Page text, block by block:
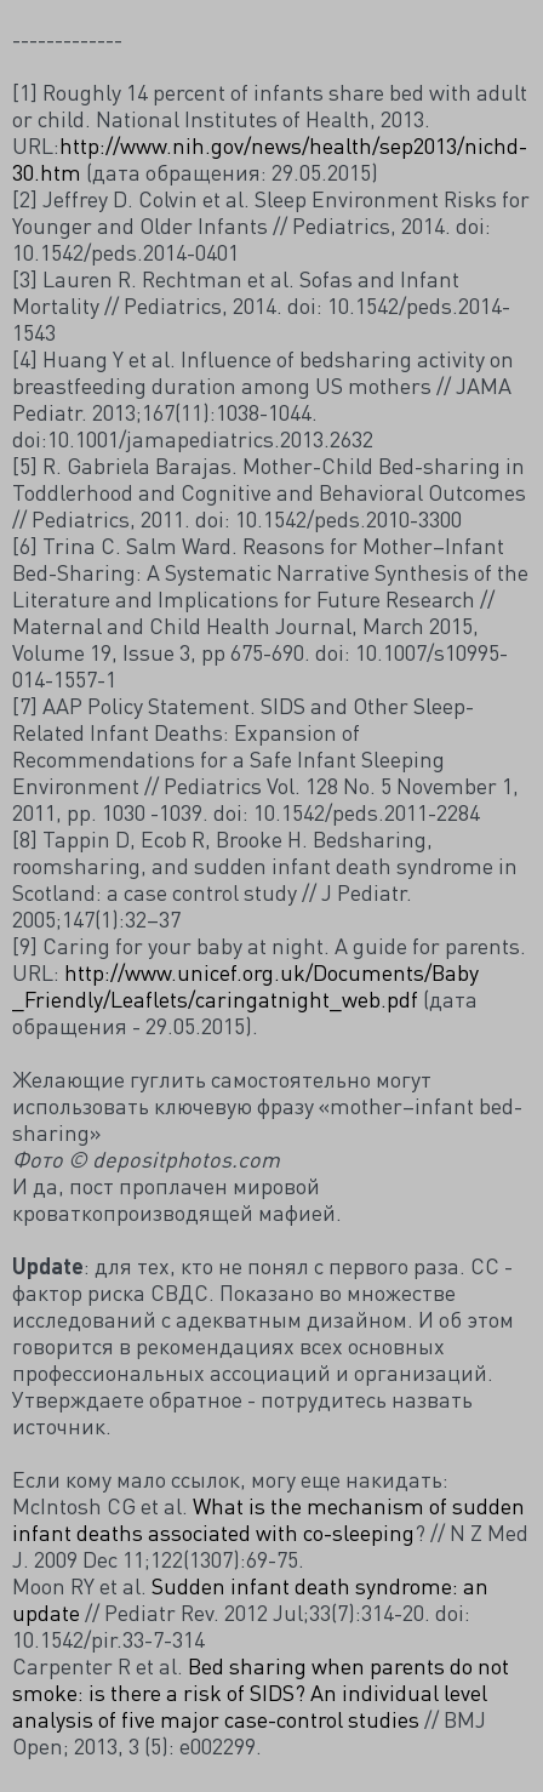
-------------
[1] Roughly 14 percent of infants share bed with adult
or child. National Institutes of Health, 2013.
URL:http://www.nih.gov/news/health/sep2013/nichd-
30.htm (дата обращения: 29.05.2015)
[2] Jeffrey D. Colvin et al. Sleep Environment Risks for
Younger and Older Infants // Pediatrics, 2014. doi:
10.1542/peds.2014-0401
[3] Lauren R. Rechtman et al. Sofas and Infant
Mortality // Pediatrics, 2014. doi: 10.1542/peds.2014-
1543
[4] Huang Y et al. Influence of bedsharing activity on
breastfeeding duration among US mothers // JAMA
Pediatr. 2013;167(11):1038-1044.
doi:10.1001/jamapediatrics.2013.2632
[5] R. Gabriela Barajas. Mother-Child Bed-sharing in
Toddlerhood and Cognitive and Behavioral Outcomes
// Pediatrics, 2011. doi: 10.1542/peds.2010-3300
[6] Trina C. Salm Ward. Reasons for Mother–Infant
Bed-Sharing: A Systematic Narrative Synthesis of the
Literature and Implications for Future Research //
Maternal and Child Health Journal, March 2015,
Volume 19, Issue 3, pp 675-690. doi: 10.1007/s10995-
014-1557-1
[7] AAP Policy Statement. SIDS and Other Sleep-
Related Infant Deaths: Expansion of
Recommendations for a Safe Infant Sleeping
Environment // Pediatrics Vol. 128 No. 5 November 1,
2011, pp. 1030 -1039. doi: 10.1542/peds.2011-2284
[8] Tappin D, Ecob R, Brooke H. Bedsharing,
roomsharing, and sudden infant death syndrome in
Scotland: a case control study // J Pediatr.
2005;147(1):32–37
[9] Caring for your baby at night. A guide for parents.
URL: http://www.unicef.org.uk/Documents/Baby
_Friendly/Leaflets/caringatnight_web.pdf (дата
обращения - 29.05.2015).
Желающие гуглить самостоятельно могут
использовать ключевую фразу «mother–infant bed-
sharing»
Фото © depositphotos.com
И да, пост проплачен мировой
кроваткопроизводящей мафией.
Update: для тех, кто не понял с первого раза. СС -
фактор риска СВДС. Показано во множестве
исследований с адекватным дизайном. И об этом
говорится в рекомендациях всех основных
профессиональных ассоциаций и организаций.
Утверждаете обратное - потрудитесь назвать
источник.
Если кому мало ссылок, могу еще накидать:
McIntosh CG et al. What is the mechanism of sudden
infant deaths associated with co-sleeping? // N Z Med
J. 2009 Dec 11;122(1307):69-75.
Moon RY et al. Sudden infant death syndrome: an
update // Pediatr Rev. 2012 Jul;33(7):314-20. doi:
10.1542/pir.33-7-314
Carpenter R et al. Bed sharing when parents do not
smoke: is there a risk of SIDS? An individual level
analysis of five major case-control studies // BMJ
Open; 2013, 3 (5): e002299.